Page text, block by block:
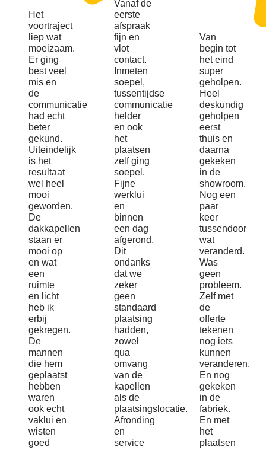
Het
voortraject
liep wat
moeizaam.
Er ging
best veel
mis en
de
communicatie
had echt
beter
gekund.
Uiteindelijk
is het
resultaat
wel heel
mooi
geworden.
De
dakkapellen
staan er
mooi op
en wat
een
ruimte
en licht
heb ik
erbij
gekregen.
De
mannen
die hem
geplaatst
hebben
waren
ook echt
vaklui en
wisten
goed
Vanaf de
eerste
afspraak
fijn en
vlot
contact.
Inmeten
soepel,
tussentijdse
communicatie
helder
en ook
het
plaatsen
zelf ging
soepel.
Fijne
werklui
en
binnen
een dag
afgerond.
Dit
ondanks
dat we
zeker
geen
standaard
plaatsing
hadden,
zowel
qua
omvang
van de
kapellen
als de
plaatsingslocatie.
Afronding
en
service
Van
begin tot
het eind
super
geholpen.
Heel
deskundig
geholpen
eerst
thuis en
daarna
gekeken
in de
showroom.
Nog een
paar
keer
tussendoor
wat
veranderd.
Was
geen
probleem.
Zelf met
de
offerte
tekenen
nog iets
kunnen
veranderen.
En nog
gekeken
in de
fabriek.
En met
het
plaatsen